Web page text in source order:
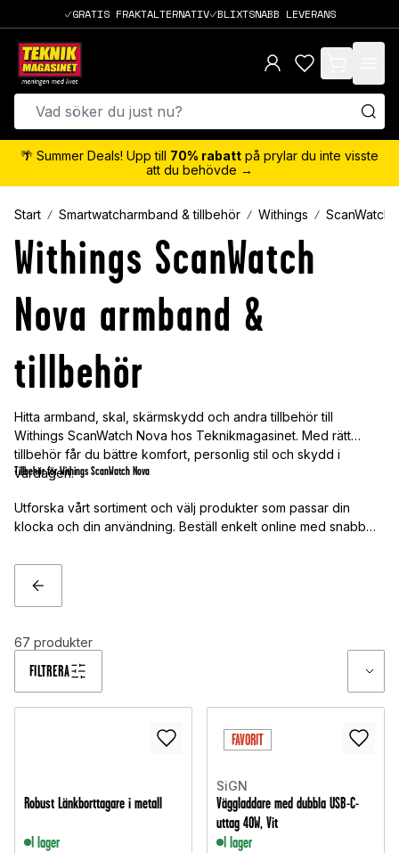
GRATIS FRAKTALTERNATIV BLIXTSNABB LEVERANS
items in cart,
🌴 Summer Deals! Upp till 70% rabatt på prylar du inte visste
att du behövde →
Start Smartwatcharmband & tillbehör Withings ScanWatch
Withings ScanWatch
Nova armband &
tillbehör
Hitta armband, skal, skärmskydd och andra tillbehör till
Withings ScanWatch Nova hos Teknikmagasinet. Med rätt
tillbehör får du bättre komfort, personlig stil och skydd i
vardagen.
Tillbehör för Withings ScanWatch Nova
Utforska vårt sortiment och välj produkter som passar din
klocka och din användning. Beställ enkelt online med snabb
TILLBAKA
FILTRERA
67 produkter
Robust Länkborttagare i metall
I lager
FAVORIT
SiGN
Väggladdare med dubbla USB-C-
uttag 40W, Vit
I lager